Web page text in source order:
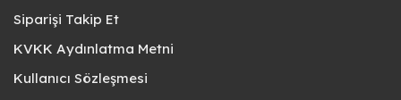
Siparişi Takip Et
KVKK Aydınlatma Metni
Kullanıcı Sözleşmesi